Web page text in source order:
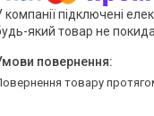
компанії підключені
який товар не
повернення товару